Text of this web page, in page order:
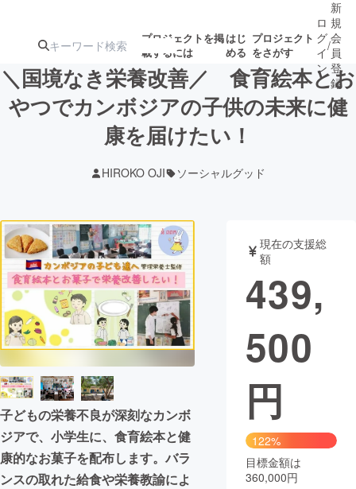
プロジェクトを掲
載するには
はじ
める
プロジェクト
をさがす
注目のリ 注目の新着プロ
ジェクト
募集終了が近いプ
テクノロジー・ガジェット
映像・映画 書籍・雑誌
ビジネス・起業 チャレンジ
まちづくり・地域活性化
CAMPFIRE for Social Good
CAMPFIRE Creation
CAMPFIREふるさと納税machi-ya コミュニティ
ロ
グ
イ
ン
/
新
規
会
員
登
録
＼国境なき栄養改善／ 食育絵本とお
やつでカンボジアの子供の未来に健
康を届けたい！
HIROKO OJI ソーシャルグッド
子どもの栄養不良が深刻なカンボ
ジアで、小学生に、食育絵本と健
康的なお菓子を配布します。バラ
ンスの取れた給食や栄養教諭によ
現在の支援総
額
439,
500
円
122%
目標金額は
360,000円